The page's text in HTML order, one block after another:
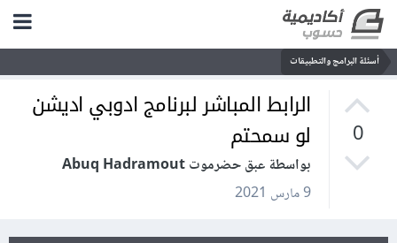
أسئلة البرامج والتطبيقات
0
الرابط المباشر لبرنامج ادوبي اديشن
لو سمحتم
بواسطة عبق حضرموت Abuq Hadramout
9 مارس 2021